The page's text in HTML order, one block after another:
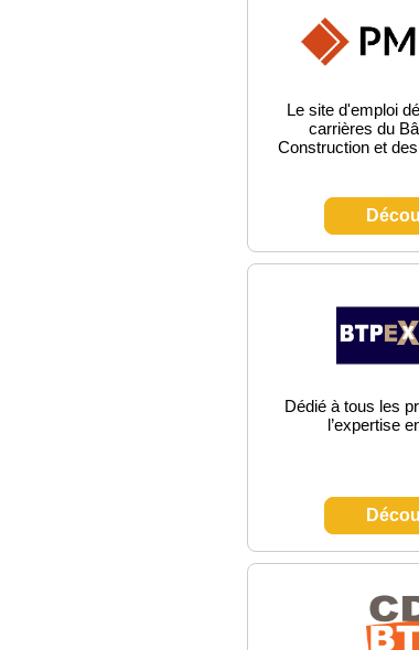
Le site d'emploi
carrières du
Construction et
Dédié à tous les
l’expertise